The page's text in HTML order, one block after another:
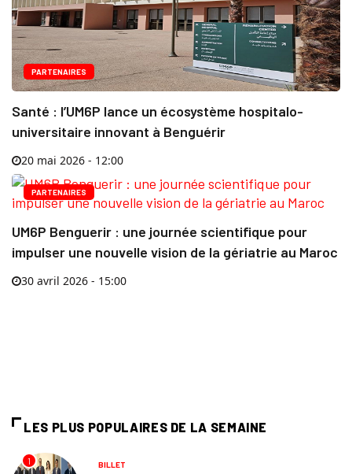
PARTENAIRES
Santé : l’UM6P lance un écosystème hospitalo-
universitaire innovant à Benguérir
20 mai 2026 - 12:00
PARTENAIRES
UM6P Benguerir : une journée scientifique pour
impulser une nouvelle vision de la gériatrie au Maroc
30 avril 2026 - 15:00
LES PLUS POPULAIRES DE LA SEMAINE
1 BILLET